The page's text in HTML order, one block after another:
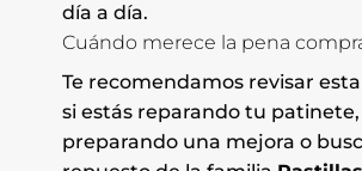
día a día.
Cuándo merece la pena
Te recomendamos revisar
si estás reparando tu patinete,
preparando una mejora o